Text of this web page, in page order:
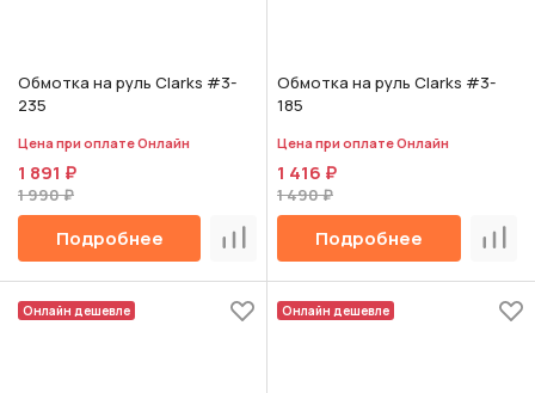
Обмотка на руль Clarks #3-
235
Цена при оплате Онлайн
1 891 ₽
1 990 ₽
Подробнее Сравнить
Обмотка на руль Clarks #3-
185
Цена при оплате Онлайн
1 416 ₽
1 490 ₽
Подробнее
Онлайн дешевле Онлайн дешевле